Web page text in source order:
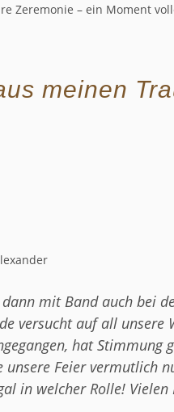
Zeremonie – ein Moment
meinen
mit Band auch bei
versucht auf all unsere
hat Stimmung
Feier vermutlich
in welcher Rolle! Vielen